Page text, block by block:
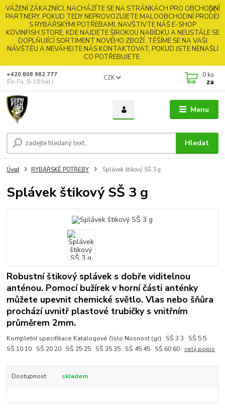
VÁŽENÍ ZÁKAZNÍCI, NACHÁZÍTE SE NA STRÁNKÁCH PRO OBCHODNÍ
PARTNERY. POKUD TEDY NEPROVOZUJETE MALOOBCHODNÍ PRODEJ
S RYBÁŘSKÝMI POTŘEBAMI, NAVŠTIVTE NÁŠ E-SHOP
KOVINFISH.STORE, KDE NAJDETE ŠIROKOU NABÍDKU A NEUSTÁLE SE
DOPLŇUJÍCÍ SORTIMENT NOVÉHO ZBOŽÍ. TĚŠÍME SE NA VAŠI
NÁVŠTĚU A NEVÁHEJTE NÁS KONTAKTOVAT, POKUD JSTE NENAŠLI
CO POTŘEBUJETE.
Menu
CZK
Hledat
+420 608 982 777
(Po-Pá, 8-18 hod.)
0 ks
za
Úvod RYBÁŘSKÉ POTŘEBY Splávek štikový SŠ 3 g
Splávek štikový SŠ 3 g
Robustní štikový splávek s dobře viditelnou
anténou. Pomocí bužírek v horní části anténky
můžete upevnit chemické světlo. Vlas nebo šňůra
prochází uvnitř plastové trubičky s vnitřním
průměrem 2mm.
Kompletní specifikace Katalogové číslo Nosnost (gr) SŠ 3 3 SŠ 5 5
SŠ 10 10 SŠ 20 20 SŠ 25 25 SŠ 35 35 SŠ 45 45 SŠ 60 60 celý popis
Dostupnost skladem